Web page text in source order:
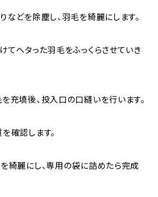
どを除塵し、羽毛を綺麗にします。
ヘタった羽毛をふっくらさせていき
填後、投入口の口縫いを行います。
確認します。
綺麗にし、専用の袋に詰めたら完成